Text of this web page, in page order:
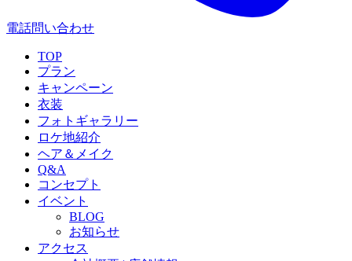
電話問い合わせ
TOP
プラン
キャンペーン
衣装
フォトギャラリー
ロケ地紹介
ヘア＆メイク
Q&A
コンセプト
イベント
BLOG
お知らせ
アクセス